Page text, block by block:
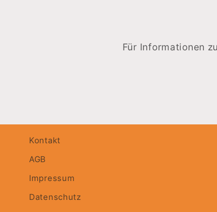
Für Informationen
Kontakt
AGB
Impressum
Datenschutz